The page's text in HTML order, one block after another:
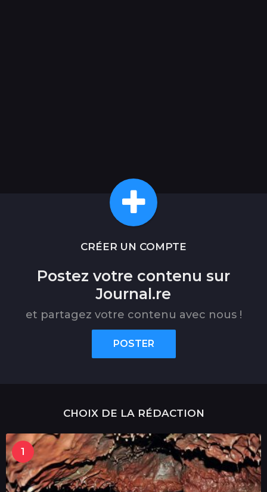
CRÉER UN COMPTE
Postez votre contenu sur
Journal.re
et partagez votre contenu avec nous !
POSTER
CHOIX DE LA RÉDACTION
1